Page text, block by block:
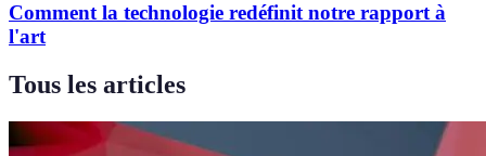
Comment la technologie redéfinit notre rapport à
l'art
Tous les articles